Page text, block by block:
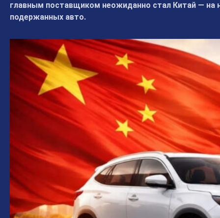
главным поставщиком неожиданно стал Китай — на
подержанных авто.